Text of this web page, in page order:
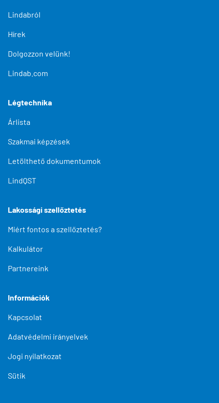
Lindabról
Hírek
Dolgozzon velünk!
Lindab.com
Légtechnika
Árlista
Szakmai képzések
Letölthető dokumentumok
LindQST
Lakossági szellőztetés
Miért fontos a szellőztetés?
Kalkulátor
Partnereink
Információk
Kapcsolat
Adatvédelmi irányelvek
Jogi nyilatkozat
Sütik